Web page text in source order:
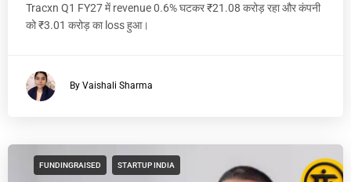
Tracxn Q1 FY27 में revenue 0.6% घटकर ₹21.08 करोड़ रहा और कंपनी
को ₹3.01 करोड़ का loss हुआ।
By Vaishali Sharma
FUNDINGRAISED STARTUP INDIA